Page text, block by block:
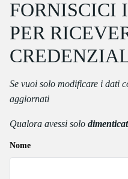
FORNISCICI
PER
Se vuoi solo modificare i dati
aggiornati
Qualora avessi solo
Nome